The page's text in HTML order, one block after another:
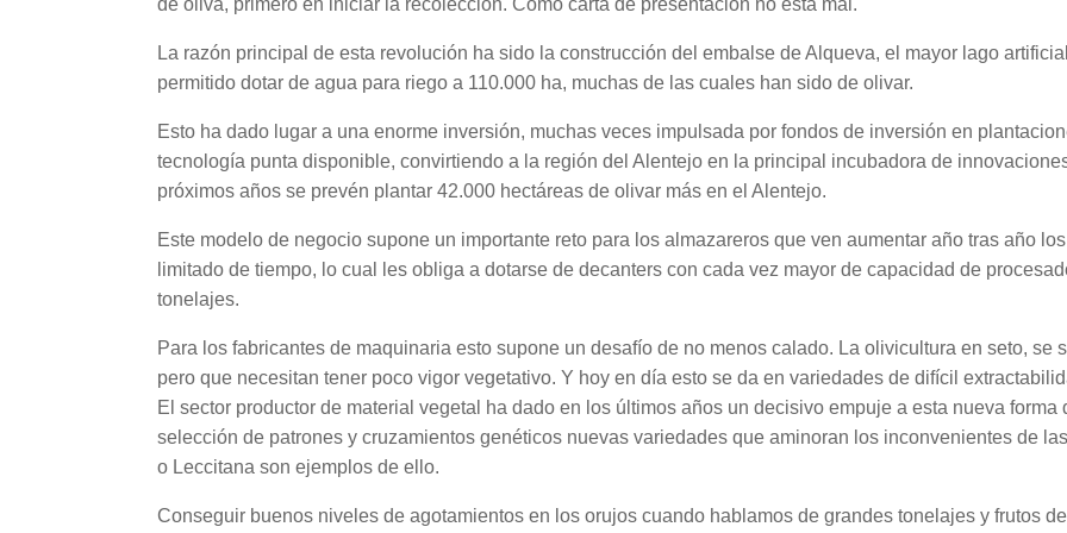
La razón principal de esta revolución ha sido la construcción del embalse de Alqueva, el mayor lago
permitido dotar de agua para riego a 110.000 ha, muchas de las cuales han sido de olivar.
Esto ha dado lugar a una enorme inversión, muchas veces impulsada por fondos de inversión en
tecnología punta disponible, convirtiendo a la región del Alentejo en la principal incubadora de
próximos años se prevén plantar 42.000 hectáreas de olivar más en el Alentejo.
Este modelo de negocio supone un importante reto para los almazareros que ven aumentar año tras año
limitado de tiempo, lo cual les obliga a dotarse de decanters con cada vez mayor de capacidad de
tonelajes.
Para los fabricantes de maquinaria esto supone un desafío de no menos calado. La olivicultura en seto, se
pero que necesitan tener poco vigor vegetativo. Y hoy en día esto se da en variedades de difícil
El sector productor de material vegetal ha dado en los últimos años un decisivo empuje a esta nueva
selección de patrones y cruzamientos genéticos nuevas variedades que aminoran los inconvenientes de
o Leccitana son ejemplos de ello.
Conseguir buenos niveles de agotamientos en los orujos cuando hablamos de grandes tonelajes y frutos